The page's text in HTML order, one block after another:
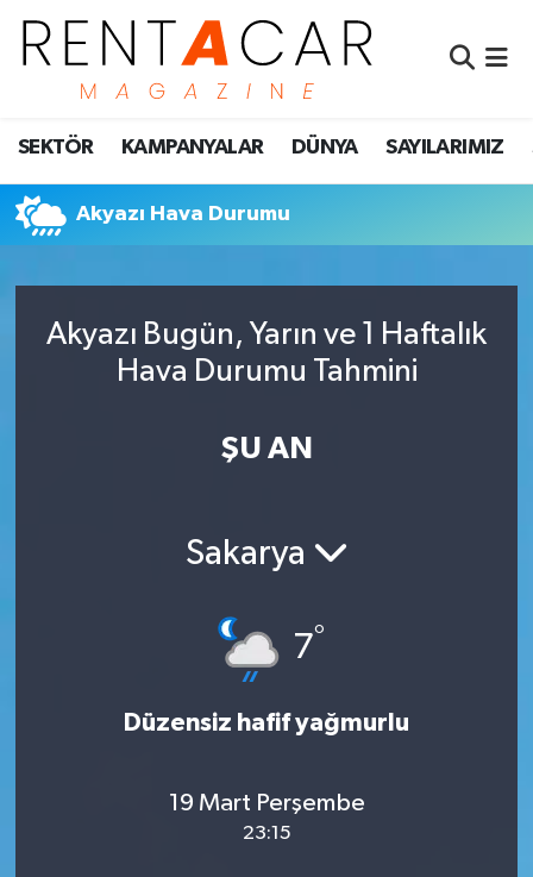
SEKTÖR KAMPANYALAR DÜNYA SAYILARIMIZ
Akyazı Hava Durumu
Akyazı Bugün, Yarın ve 1 Haftalık
Hava Durumu Tahmini
ŞU AN
Sakarya
7°
Düzensiz hafif yağmurlu
19 Mart Perşembe
23:15
İstanbul Nöbetçi Eczaneler
İstanbul Hava Durumu
İstanbul Namaz Vakitleri
Süper Lig Puan Durumu ve Fikstür
Son Dakika Haberleri